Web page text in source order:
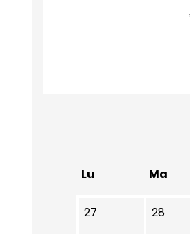
Lu
Ma
No hay ninguna
27 28